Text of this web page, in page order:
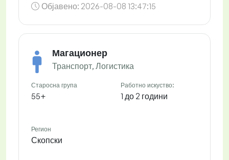
Објавено: 2026-08-08 13:47:15
Магационер
Транспорт, Логистика
Старосна група
55+
Работно искуство:
1 до 2 години
Регион
Скопски